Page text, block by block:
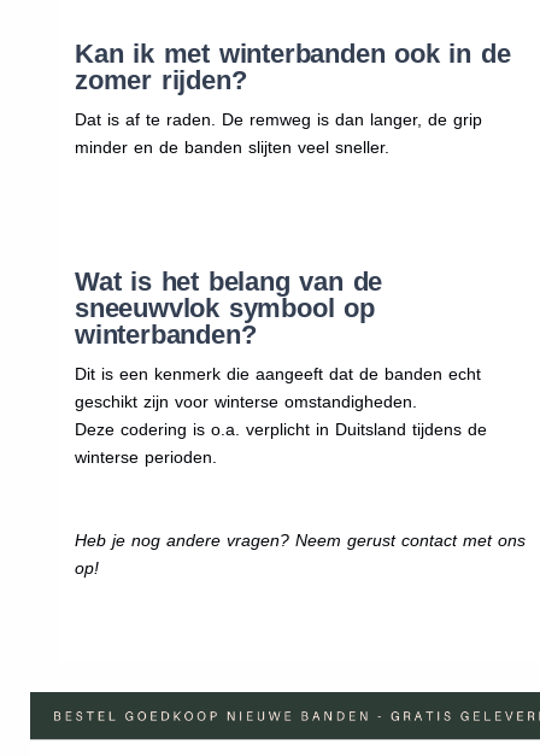
Kan ik met winterbanden ook in de
zomer rijden?
Dat is af te raden. De remweg is dan langer, de grip
minder en de banden slijten veel sneller.
Wat is het belang van de
sneeuwvlok symbool op
winterbanden?
Dit is een kenmerk die aangeeft dat de banden echt
geschikt zijn voor winterse omstandigheden.
Deze codering is o.a. verplicht in Duitsland tijdens de
winterse perioden.
Heb je nog andere vragen? Neem gerust contact met ons
op!